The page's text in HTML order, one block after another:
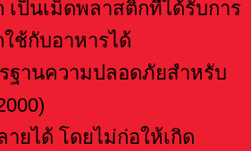
ป็นเม็ดพลาสติกที่ได้รับการ
ช้กับอาหารได้
ฐานความปลอดภัยสำหรับ
ยได้ โดยไม่ก่อให้เกิด